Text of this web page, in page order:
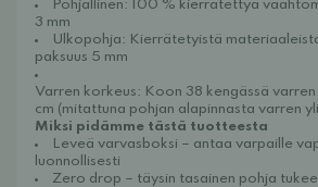
Pohjallinen: 100 % kierrätettyä
3 mm
Ulkopohja: Kierrätetyistä
paksuus 5 mm
Varren korkeus: Koon 38 kengässä
cm (mitattuna pohjan alapinnasta varren
Miksi pidämme tästä tuotteesta
Leveä varvasboksi – antaa varpaille
luonnollisesti
Zero drop – täysin tasainen pohja